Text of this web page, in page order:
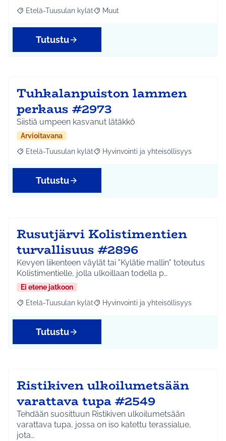
Rajaa tulokset aihepiirin mukaan: Etelä-Tuusulan kylät
Etelä-Tuusulan kylät Rajaa tulokset teeman mukaan: Muut
Muut
Tutustu
Tuhkalanpuiston lammen
perkaus #2973
Siistiä umpeen kasvanut lätäkkö
Arvioitavana
Rajaa tulokset aihepiirin mukaan: Etelä-Tuusulan kylät
Etelä-Tuusulan kylät Rajaa tulokset teeman mukaan:
Hyvinvointi ja yhteisöllisyys
Tutustu
Rusutjärvi Kolistimentien
turvallisuus #2896
Kevyen liikenteen väylät tai "Kylätie mallin" toteutus
Kolistimentielle, jolla ulkoillaan todella p…
Ei etene jatkoon
Rajaa tulokset aihepiirin mukaan: Etelä-Tuusulan kylät
Etelä-Tuusulan kylät Rajaa tulokset teeman mukaan:
Hyvinvointi ja yhteisöllisyys
Tutustu
Ristikiven ulkoilumetsään
varattava tupa #2549
Tehdään suosittuun Ristikiven ulkoilumetsään
varattava tupa, jossa on iso katettu terassialue,
jota…